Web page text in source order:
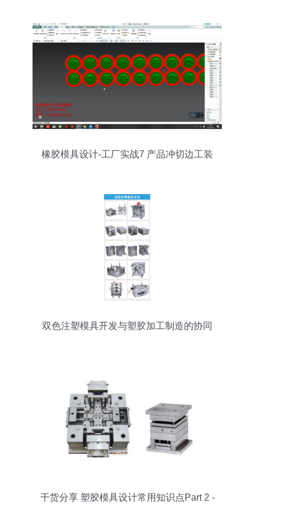
橡胶模具设计-工厂实战7 产品冲切边工装
双色注塑模具开发与塑胶加工制造的协同
干货分享 塑胶模具设计常用知识点Part 2 -